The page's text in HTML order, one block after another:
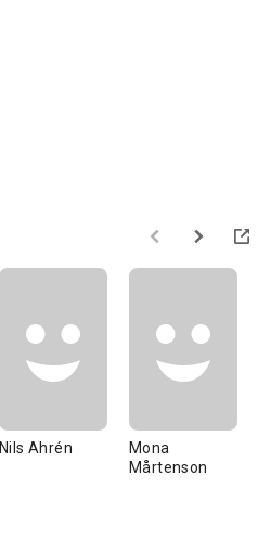
Nils Ahrén
Mona
Mårtenson